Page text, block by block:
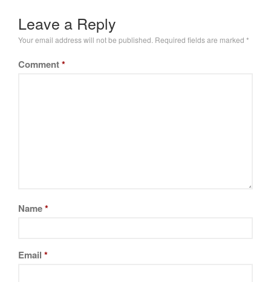
Leave a Reply
Your email address will not be published. Required fields are marked *
Comment*
Name*
Email *